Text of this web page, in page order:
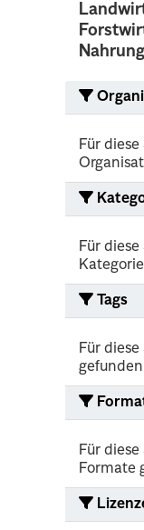
Für
Für
Tags
Für
Für
Formate